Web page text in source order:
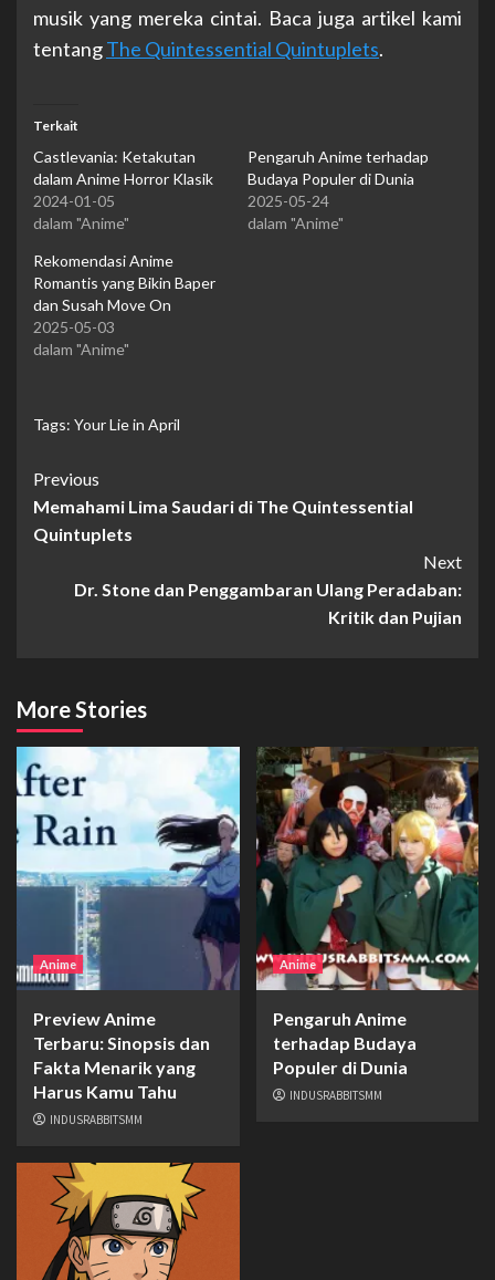
musik yang mereka cintai. Baca juga artikel kami
tentangThe Quintessential Quintuplets.
Terkait
Castlevania: Ketakutan
dalam Anime Horror Klasik
2024-01-05
dalam "Anime"
Pengaruh Anime terhadap
Budaya Populer di Dunia
2025-05-24
dalam "Anime"
Rekomendasi Anime
Romantis yang Bikin Baper
dan Susah Move On
2025-05-03
dalam "Anime"
Tags: Your Lie in April
Continue
Reading
Previous
Memahami Lima Saudari di The Quintessential
Quintuplets
Next
Dr. Stone dan Penggambaran Ulang Peradaban:
Kritik dan Pujian
More Stories
Anime
Preview Anime
Terbaru: Sinopsis dan
Fakta Menarik yang
Harus Kamu Tahu
INDUSRABBITSMM
Anime
Pengaruh Anime
terhadap Budaya
Populer di Dunia
INDUSRABBITSMM